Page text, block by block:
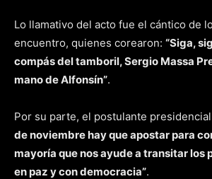
Lo llamativo del acto fue el cántico de
encuentro, quienes corearon: “Siga,
compás del tamboril, Sergio Massa
mano de Alfonsín”.
Por su parte, el postulante
de noviembre hay que apostar para
mayoría que nos ayude a transitar los
en paz y con democracia”.